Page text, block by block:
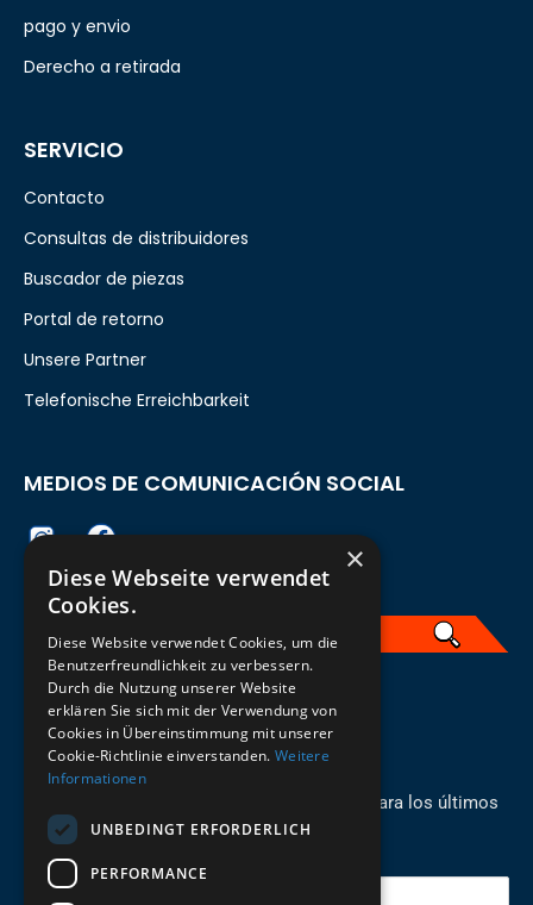
REGÍSTRESE PARA EL BOLETÍN
¡Manténgase al día con los recién llegados para los últimos
modelos!
pago y envio
Derecho a retirada
SERVICIO
Contacto
Consultas de distribuidores
Buscador de piezas
Portal de retorno
Unsere Partner
Telefonische Erreichbarkeit
MEDIOS DE COMUNICACIÓN SOCIAL
Spanisch
×
Diese Webseite verwendet
Cookies.
Diese Website verwendet Cookies, um die
Benutzerfreundlichkeit zu verbessern.
Durch die Nutzung unserer Website
erklären Sie sich mit der Verwendung von
Cookies in Übereinstimmung mit unserer
Cookie-Richtlinie einverstanden. Weitere
Informationen
UNBEDINGT ERFORDERLICH
PERFORMANCE